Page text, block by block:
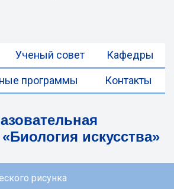
Ученый совет Кафедры
программы Контакты
искусства»
рисунка